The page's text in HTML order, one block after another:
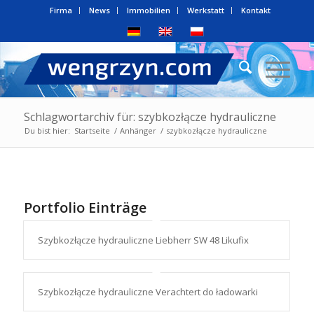
Firma News Immobilien Werkstatt Kontakt
Schlagwortarchiv für: szybkozłącze hydrauliczne
Du bist hier: Startseite / Anhänger / szybkozłącze hydrauliczne
Portfolio Einträge
Szybkozłącze hydrauliczne Liebherr SW 48 Likufix
Szybkozłącze hydrauliczne Verachtert do ładowarki